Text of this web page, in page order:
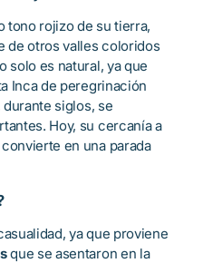
tono rojizo de su tierra,
de otros valles coloridos
solo es natural, ya que
Inca de peregrinación
durante siglos, se
Hoy, su cercanía a
en una parada
ya que proviene
que se asentaron en la